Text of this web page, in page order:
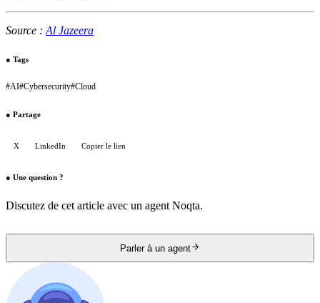
Source : Al Jazeera
● Tags
#AI#Cybersecurity#Cloud
● Partage
X LinkedIn Copier le lien
● Une question ?
Discutez de cet article avec un agent Noqta.
Parler à un agent